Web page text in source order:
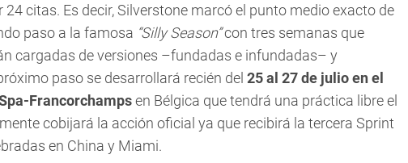
citas. Es decir, Silverstone marcó el punto medio exacto de
paso a la famosa “Silly Season”con tres semanas que
cargadas de versiones –fundadas e infundadas– y
paso se desarrollará recién del 25 al 27 de julio en el
Francorchampsen Bélgica que tendrá una práctica libre el
cobijará la acción oficial ya que recibirá la tercera Sprint
en China y Miami.